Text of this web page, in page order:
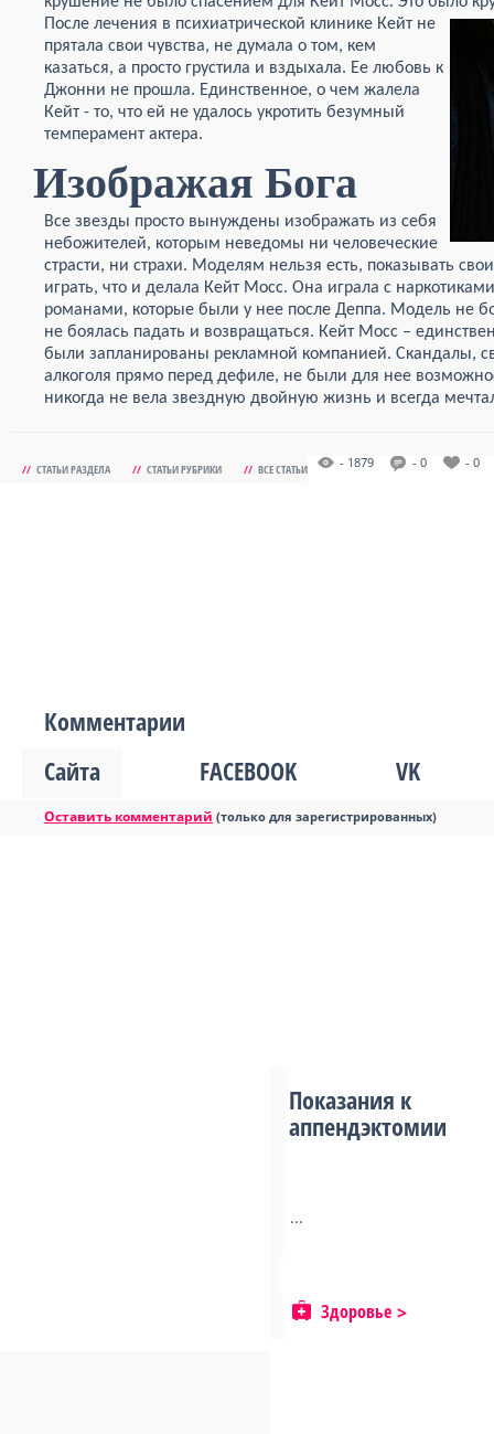
После лечения в психиатрической клинике Кейт не
прятала свои чувства, не думала о том, кем
казаться, а просто грустила и вздыхала. Ее любовь к
Джонни не прошла. Единственное, о чем жалела
Кейт - то, что ей не удалось укротить безумный
темперамент актера.
Изображая Бога
Все звезды просто вынуждены изображать из себя
небожителей, которым неведомы ни человеческие
страсти, ни страхи. Моделям нельзя есть, показывать
играть, что и делала Кейт Мосс. Она играла с
романами, которые были у нее после Деппа. Модель не
не боялась падать и возвращаться. Кейт Мосс –
были запланированы рекламной компанией. Скандалы,
алкоголя прямо перед дефиле, не были для нее
никогда не вела звездную двойную жизнь и всегда
// СТАТЬИ РАЗДЕЛА // СТАТЬИ РУБРИКИ // ВСЕ СТАТЬИ - 1879 - 0 - 0
Комментарии
Сайта
FACEBOOK VK
Оставить комментарий (только для зарегистрированных)
Показания к
аппендэктомии
...
Здоровье